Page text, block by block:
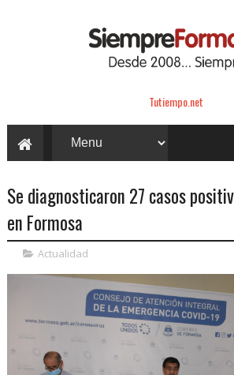
Tutiempo.net
Se diagnosticaron 27 casos
en Formosa
Actualidad